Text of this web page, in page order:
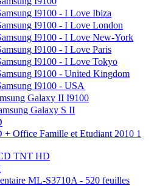
I9100 - I Love Ibiza
I9100 - I Love London
I9100 - I Love New-York
I9100 - I Love Paris
I9100 - I Love Tokyo
I9100 - United Kingdom
I9100 - USA
Galaxy II I9100
Galaxy S II
Office Famille et Etudiant 2010 1
TNT HD
ML-S3710A - 520 feuilles